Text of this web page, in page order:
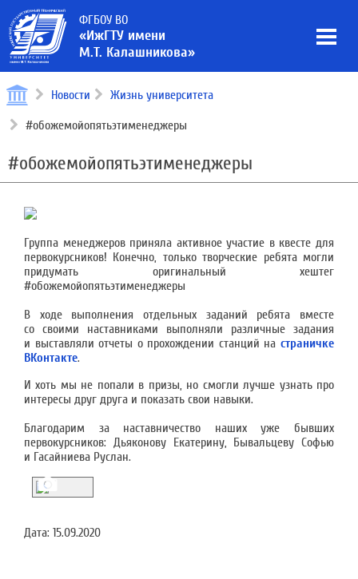
ФГБОУ ВО
«ИжГТУ имени
М.Т. Калашникова»
Новости Жизнь университета
#обожемойопятьэтименеджеры
#обожемойопятьэтименеджеры
Группа менеджеров приняла активное участие в квесте для
первокурсников! Конечно, только творческие ребята могли
придумать оригинальный хештег
#обожемойопятьэтименеджеры
В ходе выполнения отдельных заданий ребята вместе
со своими наставниками выполняли различные задания
и выставляли отчеты о прохождении станций на страничке
ВКонтакте.
И хоть мы не попали в призы, но смогли лучше узнать про
интересы друг друга и показать свои навыки.
Благодарим за наставничество наших уже бывших
первокурсников: Дьяконову Екатерину, Бывальцеву Софью
и Гасайниева Руслан.
Дата: 15.09.2020